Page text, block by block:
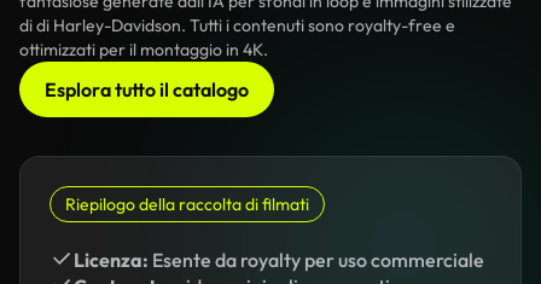
di di Harley-Davidson. Tutti i contenuti sono royalty-free e
ottimizzati per il montaggio in 4K.
Esplora tutto il catalogo
Riepilogo della raccolta di filmati
Licenza: Esente da royalty per uso commerciale